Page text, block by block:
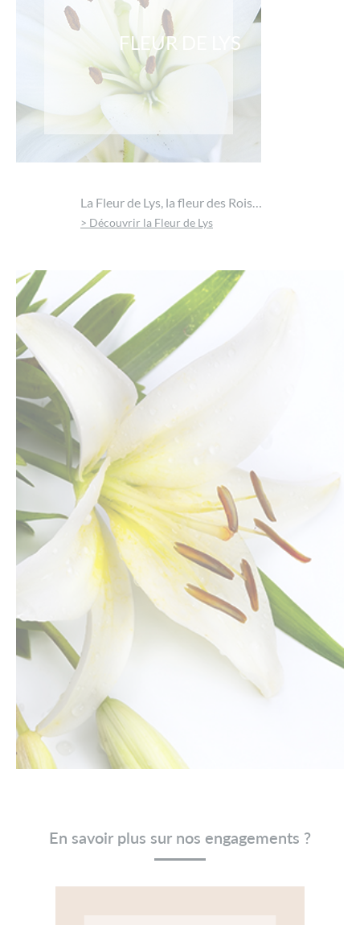
FLEUR DE LYS
La Fleur de Lys, la fleur des Rois…
> Découvrir la Fleur de Lys
En savoir plus sur nos engagements ?